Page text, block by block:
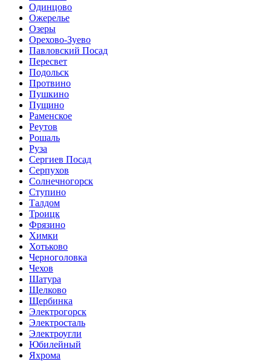
Одинцово
Ожерелье
Озеры
Орехово-Зуево
Павловский Посад
Пересвет
Подольск
Протвино
Пушкино
Пущино
Раменское
Реутов
Рошаль
Руза
Сергиев Посад
Серпухов
Солнечногорск
Ступино
Талдом
Троицк
Фрязино
Химки
Хотьково
Черноголовка
Чехов
Шатура
Щелково
Щербинка
Электрогорск
Электросталь
Электроугли
Юбилейный
Яхрома